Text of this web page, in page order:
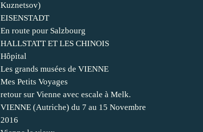
Kuznetsov)
EISENSTADT
En route pour Salzbourg
HALLSTATT ET LES CHINOIS
Hôpital
Les grands musées de VIENNE
Mes Petits Voyages
retour sur Vienne avec escale à Melk.
VIENNE (Autriche) du 7 au 15 Novembre
2016